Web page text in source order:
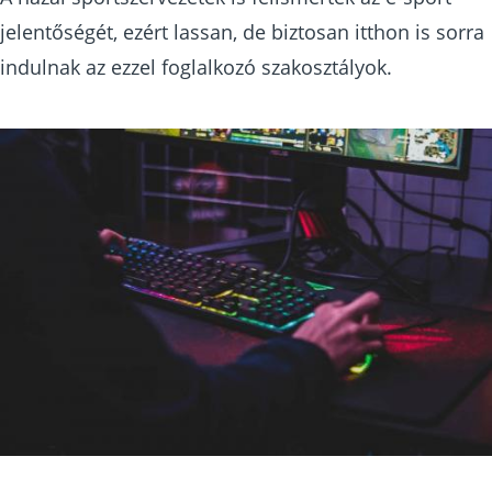
jelentőségét, ezért lassan, de biztosan itthon is sorra
indulnak az ezzel foglalkozó szakosztályok.